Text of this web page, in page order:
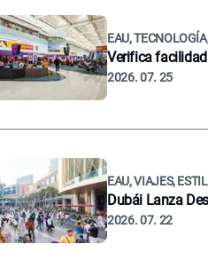
EAU,
Verifica
2026. 07. 25
EAU, VIAJES,
Dubái Lanza
2026. 07. 22